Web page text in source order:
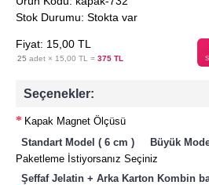
Stok Durumu: Stokta var
Fiyat: 15 ,00 TL
25 adet × 15,00 TL = 375 TL
Seçenekler:
Kapak Magnet Ölçüsü
Standart Model ( 6 cm )
Büyük
Paketleme İstiyorsanız Seçiniz
Şeffaf Jelatin + Arka Karton Kombin